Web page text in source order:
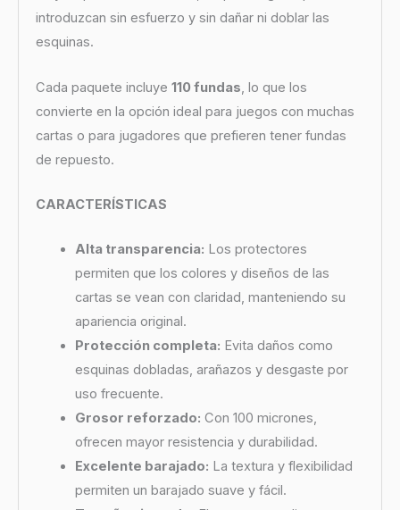
introduzcan sin esfuerzo y sin dañar ni doblar las
esquinas.
Cada paquete incluye 110 fundas, lo que los
convierte en la opción ideal para juegos con muchas
cartas o para jugadores que prefieren tener fundas
de repuesto.
CARACTERÍSTICAS
Alta transparencia: Los protectores
permiten que los colores y diseños de las
cartas se vean con claridad, manteniendo su
apariencia original.
Protección completa: Evita daños como
esquinas dobladas, arañazos y desgaste por
uso frecuente.
Grosor reforzado: Con 100 micrones,
ofrecen mayor resistencia y durabilidad.
Excelente barajado: La textura y flexibilidad
permiten un barajado suave y fácil.